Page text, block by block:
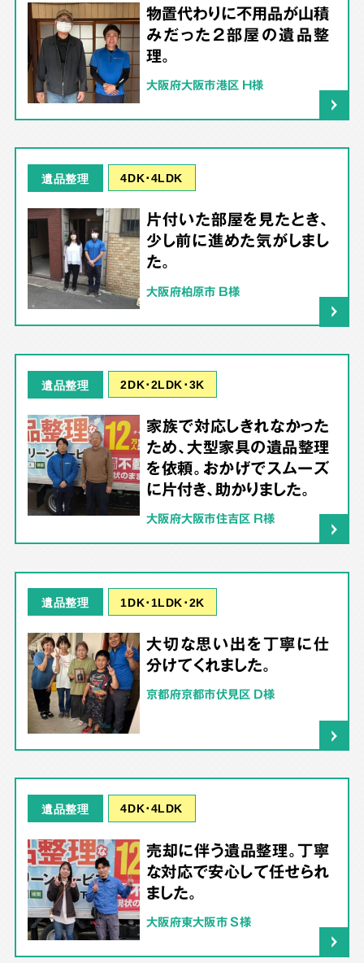
物置代わりに不用品が山積
みだった2部屋の遺品整
理。
大阪府大阪市港区 H様
遺品整理 4DK･4LDK
片付いた部屋を見たとき、
少し前に進めた気がしまし
た。
大阪府柏原市 B様
遺品整理 2DK･2LDK･3K
家族で対応しきれなかった
ため、大型家具の遺品整理
を依頼。おかげでスムーズ
に片付き、助かりました。
大阪府大阪市住吉区 R様
遺品整理 1DK･1LDK･2K
大切な思い出を丁寧に仕
分けてくれました。
京都府京都市伏見区 D様
遺品整理 4DK･4LDK
売却に伴う遺品整理。丁寧
な対応で安心して任せられ
ました。
大阪府東大阪市 S様